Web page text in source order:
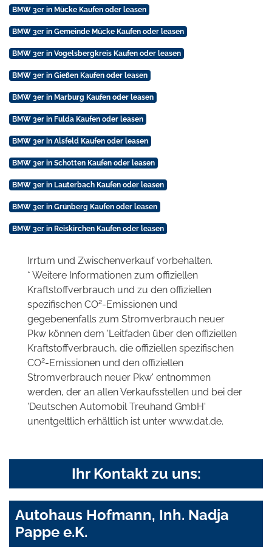
BMW 3er in Mücke Kaufen oder leasen
BMW 3er in Gemeinde Mücke Kaufen oder leasen
BMW 3er in Vogelsbergkreis Kaufen oder leasen
BMW 3er in Gießen Kaufen oder leasen
BMW 3er in Marburg Kaufen oder leasen
BMW 3er in Fulda Kaufen oder leasen
BMW 3er in Alsfeld Kaufen oder leasen
BMW 3er in Schotten Kaufen oder leasen
BMW 3er in Lauterbach Kaufen oder leasen
BMW 3er in Grünberg Kaufen oder leasen
BMW 3er in Reiskirchen Kaufen oder leasen
Irrtum und Zwischenverkauf vorbehalten.
* Weitere Informationen zum offiziellen
Kraftstoffverbrauch und zu den offiziellen
spezifischen CO2-Emissionen und
gegebenenfalls zum Stromverbrauch neuer
Pkw können dem 'Leitfaden über den offiziellen
Kraftstoffverbrauch, die offiziellen spezifischen
CO2-Emissionen und den offiziellen
Stromverbrauch neuer Pkw' entnommen
werden, der an allen Verkaufsstellen und bei der
'Deutschen Automobil Treuhand GmbH'
unentgeltlich erhältlich ist unter www.dat.de.
Ihr Kontakt zu uns:
Autohaus Hofmann, Inh. Nadja
Pappe e.K.